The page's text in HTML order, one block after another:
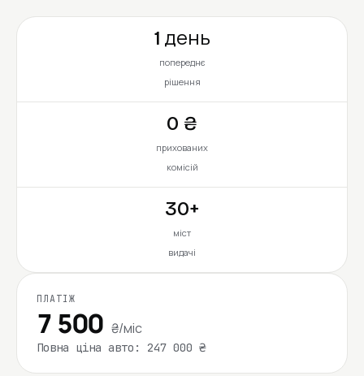
1 день
попереднє
рішення
0 ₴
прихованих
комісій
30+
міст
видачі
ПЛАТІЖ
7 500 ₴/міс
Повна ціна авто: 247 000 ₴